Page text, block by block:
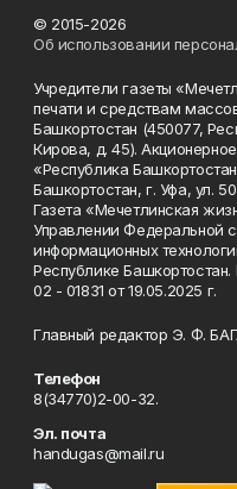
© 2015-2026
Об использовании
Учредители газеты
печати и средствам
Башкортостан (450077,
Кирова, д. 45).
«Республика
Башкортостан, г. Уфа, ул.
Газета «Мечетлинская
Управлении Федеральной
информационных
Республике
02 - 01831 от 19.05.2025 г.
Главный редактор Э. Ф.
Телефон
8(34770)2-00-32.
Эл. почта
handugas@mail.ru